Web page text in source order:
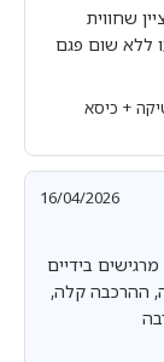
שחווית
ללא שום פגם
+ כיסא
16/04/2026
בידיים
ההרכבה קלה,